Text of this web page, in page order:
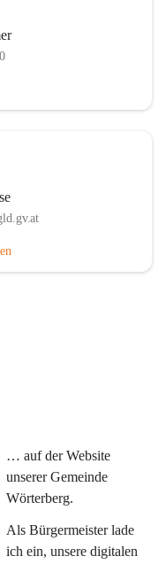
… auf der Website
unserer Gemeinde
Wörterberg.
Als Bürgermeister lade
ich ein, unsere digitalen